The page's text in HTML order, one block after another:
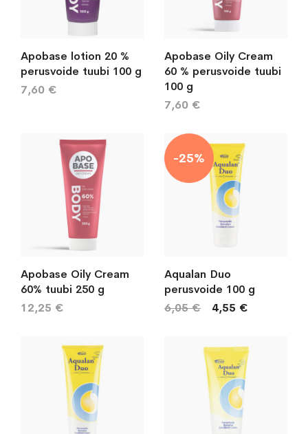
Apobase lotion 20 %
perusvoide tuubi 100 g
7,60 €
Apobase Oily Cream
60 % perusvoide tuubi
100 g
7,60 €
Apobase Oily Cream
60% tuubi 250 g
12,25 €
-25%
Aqualan Duo
perusvoide 100 g
4,55 €
6,05 €